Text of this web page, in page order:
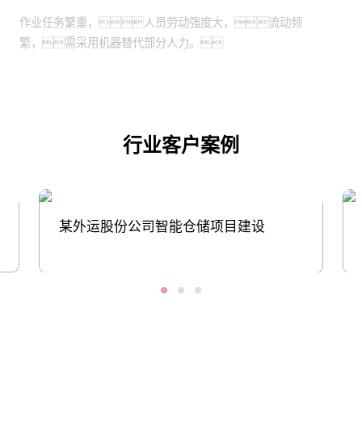
作业任务繁重，人员劳动强度大，流动频
繁，需采用机器替代部分人力。
行业客户案例
某外运股份公司智能仓储项目建设